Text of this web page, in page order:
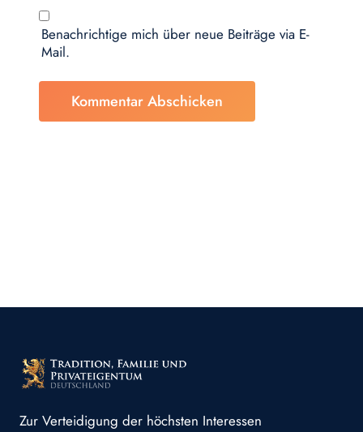
Benachrichtige mich über neue Beiträge via E-
Mail.
Zur Verteidigung der höchsten Interessen